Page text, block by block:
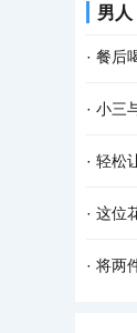
男人
· 餐后
· 小三
· 轻松
· 这位
· 将两